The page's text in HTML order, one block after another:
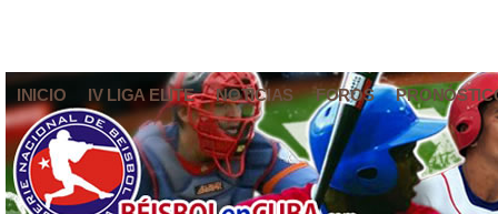
INICIO IV LIGA ELITE NOTICIAS FOROS